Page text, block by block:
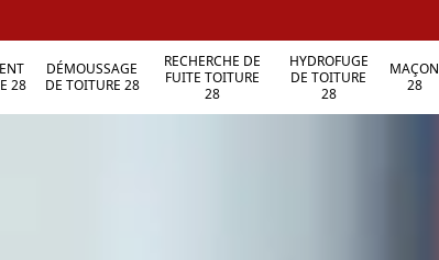
28
DÉMOUSSAGE
DE TOITURE 28
RECHERCHE DE
FUITE TOITURE
28
HYDROFUGE
DE TOITURE
28
MAÇON
28